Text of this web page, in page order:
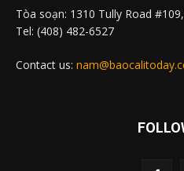
Tòa soạn: 1310 Tully Road
Tel: (408) 482-6527
Contact us: